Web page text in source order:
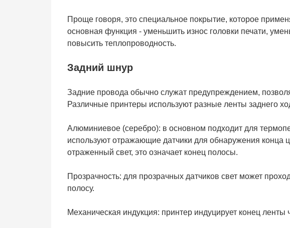
Проще говоря, это специальное покрытие, которое
основная функция - уменьшить износ головки печати,
повысить теплопроводность.
Задний шнур
Задние провода обычно служат предупреждением,
Различные принтеры используют разные ленты заднего
Алюминиевое (серебро): в основном подходит для
используют отражающие датчики для обнаружения конца
отраженный свет, это означает конец полосы.
Прозрачность: для прозрачных датчиков свет может
полосу.
Механическая индукция: принтер индуцирует конец